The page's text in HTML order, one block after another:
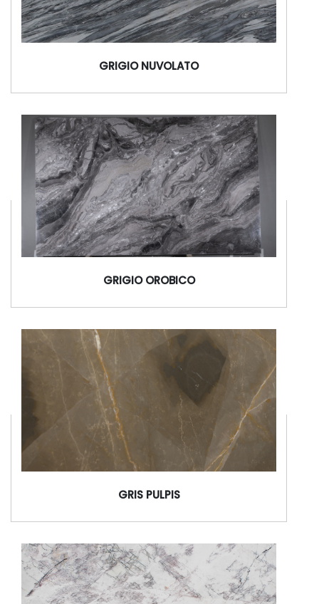
GRIGIO NUVOLATO
GRIGIO OROBICO
GRIS PULPIS